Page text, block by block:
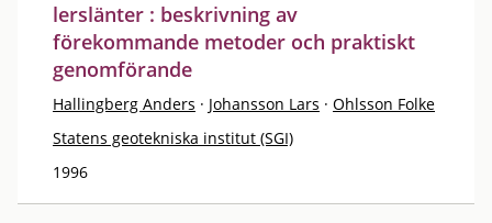
lerslänter : beskrivning av
förekommande metoder och praktiskt
genomförande
Hallingberg Anders · Johansson Lars · Ohlsson Folke
Statens geotekniska institut (SGI)
1996